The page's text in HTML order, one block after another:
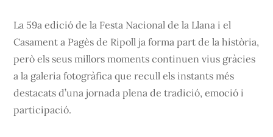
La 59a edició de la Festa Nacional de la Llana i el
Casament a Pagès de Ripoll ja forma part de la història,
però els seus millors moments continuen vius gràcies
a la galeria fotogràfica que recull els instants més
destacats d’una jornada plena de tradició, emoció i
participació.